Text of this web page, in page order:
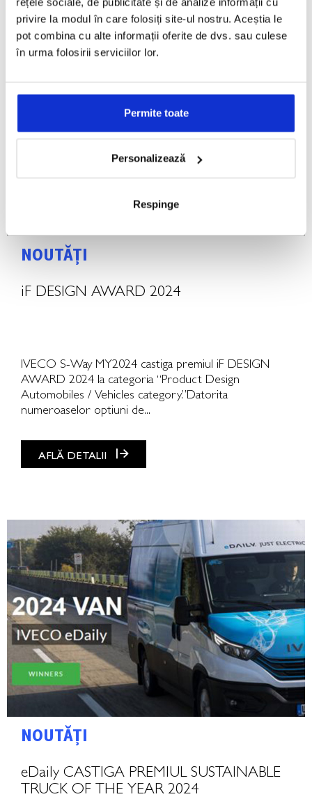
privire la modul în care folosiți site-ul nostru. Aceștia le
pot combina cu alte informații oferite de dvs. sau culese
în urma folosirii serviciilor lor.
Permite toate
Personalizează
Respinge
NOUTĂȚI
iF DESIGN AWARD 2024
IVECO S-Way MY2024 castiga premiul iF DESIGN
AWARD 2024 la categoria “Product Design
Automobiles / Vehicles category.”Datorita
numeroaselor optiuni de...
AFLĂ DETALII
NOUTĂȚI
eDaily CASTIGA PREMIUL SUSTAINABLE
TRUCK OF THE YEAR 2024